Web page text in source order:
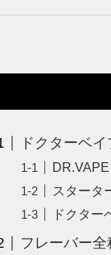
ドクターベ
スタータ
ドクター
フレーバー